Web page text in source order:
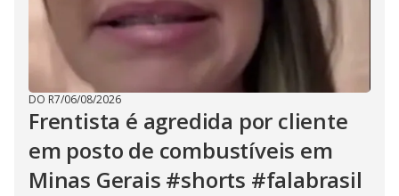
DO R7/06/08/2026
Frentista é agredida por cliente
em posto de combustíveis em
Minas Gerais #shorts #falabrasil